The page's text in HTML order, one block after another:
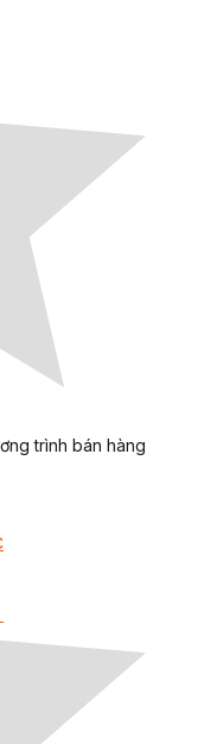
trình bán hàng